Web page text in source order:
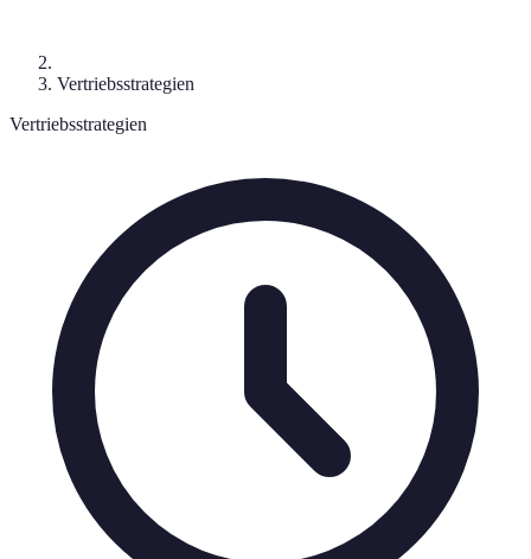
Vertriebsstrategien
Vertriebsstrategien